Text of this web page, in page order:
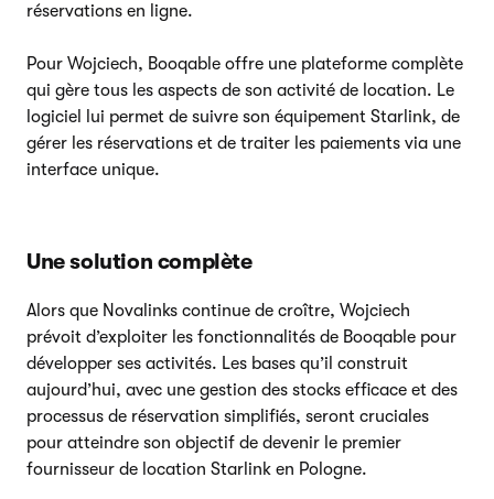
réservations en ligne.
Pour Wojciech, Booqable offre une plateforme complète
qui gère tous les aspects de son activité de location. Le
logiciel lui permet de suivre son équipement Starlink, de
gérer les réservations et de traiter les paiements via une
interface unique.
Une solution complète
Alors que Novalinks continue de croître, Wojciech
prévoit d’exploiter les fonctionnalités de Booqable pour
développer ses activités. Les bases qu’il construit
aujourd’hui, avec une gestion des stocks efficace et des
processus de réservation simplifiés, seront cruciales
pour atteindre son objectif de devenir le premier
fournisseur de location Starlink en Pologne.